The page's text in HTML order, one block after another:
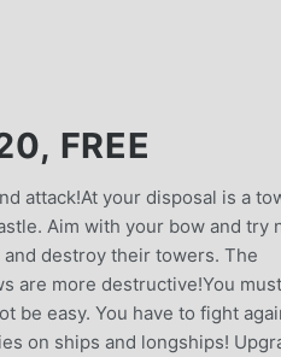
FREE
attack!At your disposal is a
Aim with your bow and try
destroy their towers. The
are more destructive!You
be easy. You have to fight
on ships and longships!